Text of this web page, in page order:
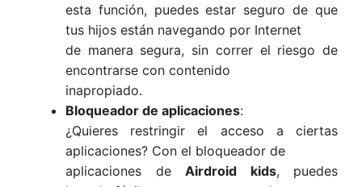
esta función, puedes estar seguro de que
tus hijos están navegando por Internet
de manera segura, sin correr el riesgo de
encontrarse con contenido
inapropiado.
Bloqueador de aplicaciones:
¿Quieres restringir el acceso a ciertas
aplicaciones? Con el bloqueador de
aplicaciones de Airdroid kids, puedes